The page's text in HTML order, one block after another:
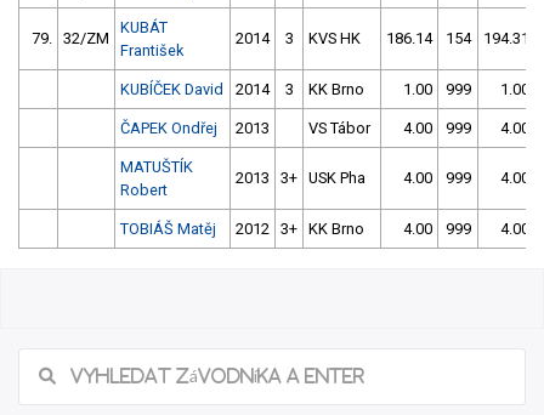
79. 32/ZM
KUBÁT
František
2014 3 KVS HK 186.14 154 194.31
KUBÍČEK David 2014 3 KK Brno 1.00 999 1.00
ČAPEK Ondřej 2013 VS Tábor 4.00 999 4.00
MATUŠTÍK
Robert
2013 3+ USK Pha 4.00 999 4.00
TOBIÁŠ Matěj 2012 3+ KK Brno 4.00 999 4.00
Opavě